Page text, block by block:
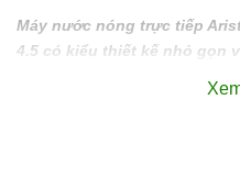
Máy nước nóng trực tiếp
4.5 có kiểu thiết kế nhỏ gọn